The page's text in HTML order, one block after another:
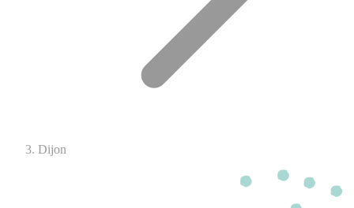
Dijon